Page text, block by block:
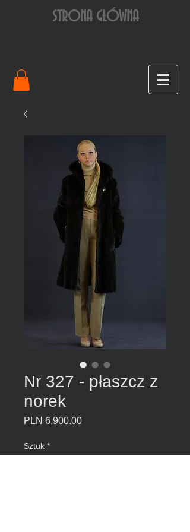
STRONA GŁÓWNA
Nr 327 - płaszcz z
norek
PLN 6,900.00Cena
Sztuk *